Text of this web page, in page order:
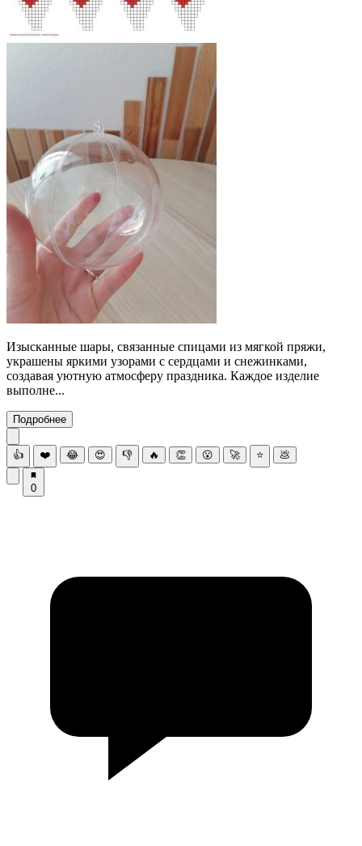
Изысканные шары, связанные спицами из мягкой пряжи,
украшены яркими узорами с сердцами и снежинками,
создавая уютную атмосферу праздника. Каждое изделие
выполне...
Подробнее
👍 ❤️ 😂 😍 👎 🔥 👏 😮 🚀 ⭐ 💩
0